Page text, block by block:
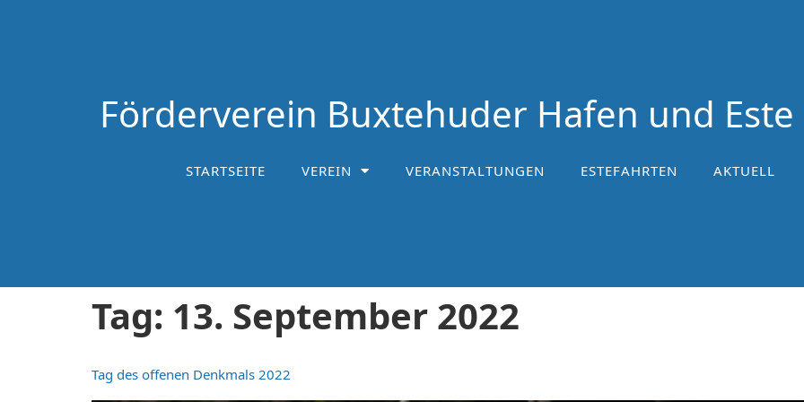
Förderverein Buxtehuder Hafen und Este
STARTSEITE VEREIN VERANSTALTUNGEN ESTEFAHRTEN AKTUELL
Tag: 13. September 2022
Tag des offenen Denkmals 2022